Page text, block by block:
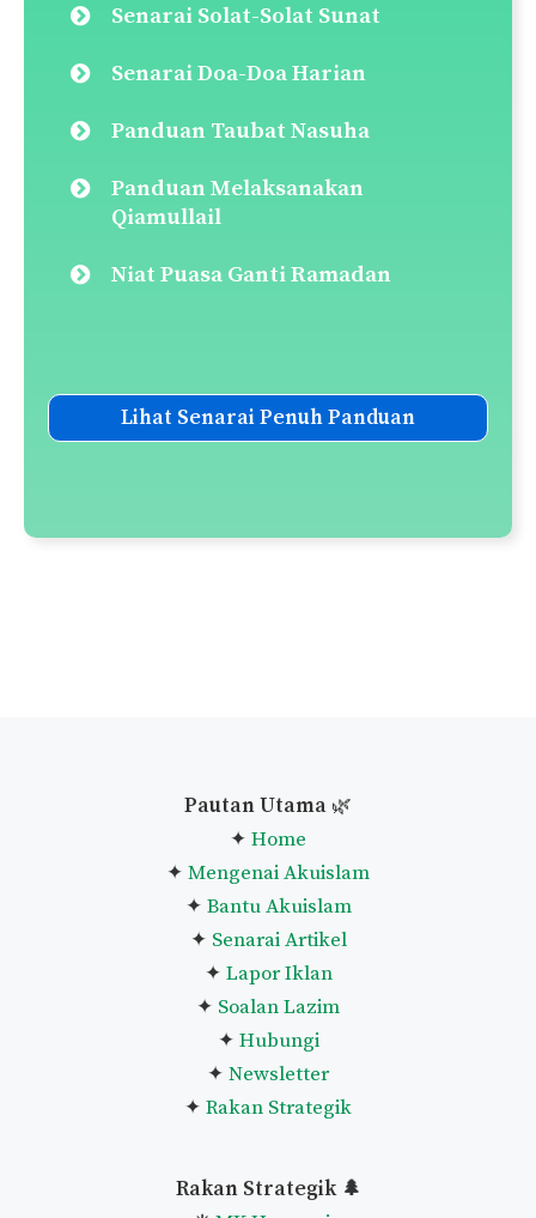
Senarai Solat-Solat Sunat
Senarai Doa-Doa Harian
Panduan Taubat Nasuha
Panduan Melaksanakan
Qiamullail
Niat Puasa Ganti Ramadan
Lihat Senarai Penuh Panduan
Pautan Utama 🌿
✦ Home
✦ Mengenai Akuislam
✦ Bantu Akuislam
✦ Senarai Artikel
✦ Lapor Iklan
✦ Soalan Lazim
✦ Hubungi
✦ Newsletter
✦ Rakan Strategik
Rakan Strategik 🌲